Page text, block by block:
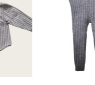
oli:
4,50 €.3,00 €.